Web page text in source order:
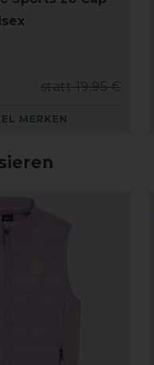
statt 19,95 €
MERKEN